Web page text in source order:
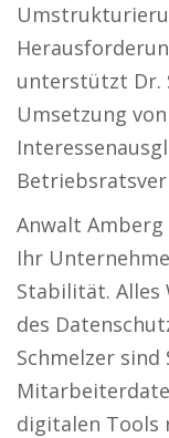
unterstützt Dr.
Umsetzung
Anwalt
Ihr
Stabilität. Alles
des
Schmelzer
digitalen Tools